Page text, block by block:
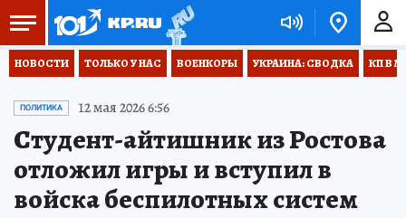
НОВОСТИ ТОЛЬКО У НАС ВОЕНКОРЫ УКРАИНА: СВОДКА КП В
ПОЛИТИКА 12 мая 2026 6:56
Студент-айтишник из Ростова
отложил игры и вступил в
войска беспилотных систем